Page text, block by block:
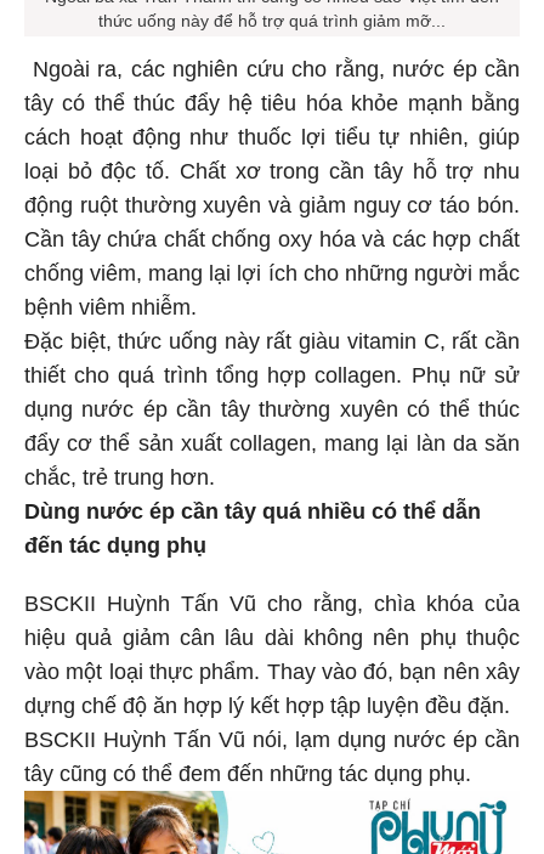
thức uống này để hỗ trợ quá trình giảm mỡ...
Ngoài ra, các nghiên cứu cho rằng, nước ép cần
tây có thể thúc đẩy hệ tiêu hóa khỏe mạnh bằng
cách hoạt động như thuốc lợi tiểu tự nhiên, giúp
loại bỏ độc tố. Chất xơ trong cần tây hỗ trợ nhu
động ruột thường xuyên và giảm nguy cơ táo bón.
Cần tây chứa chất chống oxy hóa và các hợp chất
chống viêm, mang lại lợi ích cho những người mắc
bệnh viêm nhiễm.
Đặc biệt, thức uống này rất giàu vitamin C, rất cần
thiết cho quá trình tổng hợp collagen. Phụ nữ sử
dụng nước ép cần tây thường xuyên có thể thúc
đẩy cơ thể sản xuất collagen, mang lại làn da săn
chắc, trẻ trung hơn.
Dùng nước ép cần tây quá nhiều có thể dẫn
đến tác dụng phụ
BSCKII Huỳnh Tấn Vũ cho rằng, chìa khóa của
hiệu quả giảm cân lâu dài không nên phụ thuộc
vào một loại thực phẩm. Thay vào đó, bạn nên xây
dựng chế độ ăn hợp lý kết hợp tập luyện đều đặn.
BSCKII Huỳnh Tấn Vũ nói, lạm dụng nước ép cần
tây cũng có thể đem đến những tác dụng phụ.